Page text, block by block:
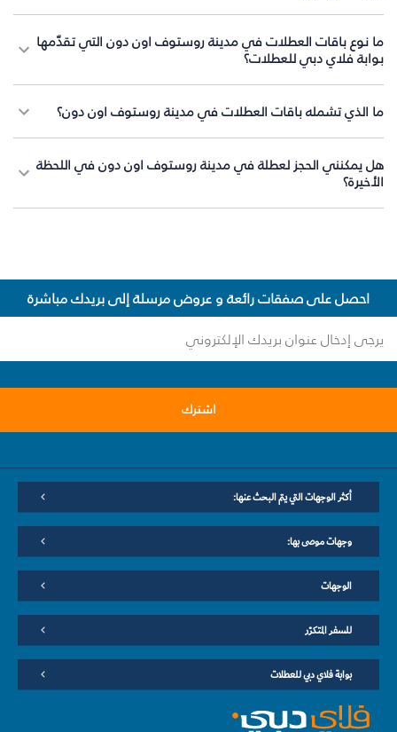
ما نوع باقات العطلات في مدينة روستوف اون دون التي تقدّمها
بوابة فلاي دبي للعطلات؟
ما الذي تشمله باقات العطلات في مدينة روستوف اون دون؟
هل يمكنني الحجز لعطلة في مدينة روستوف اون دون في اللحظة
الأخيرة؟
احصل على صفقات رائعة و عروض مرسلة إلى بريدك مباشرة
اشترك
أكثر الوجهات التي يتم البحث عنها:
وجهات موصى بها:
الوجهات
للسفر المتكرّر
بوابة فلاي دبي للعطلات